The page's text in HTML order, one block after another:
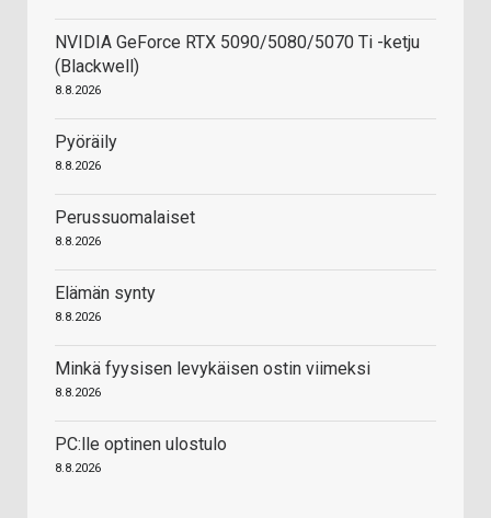
NVIDIA GeForce RTX 5090/5080/5070 Ti -ketju
(Blackwell)
8.8.2026
Pyöräily
8.8.2026
Perussuomalaiset
8.8.2026
Elämän synty
8.8.2026
Minkä fyysisen levykäisen ostin viimeksi
8.8.2026
PC:lle optinen ulostulo
8.8.2026